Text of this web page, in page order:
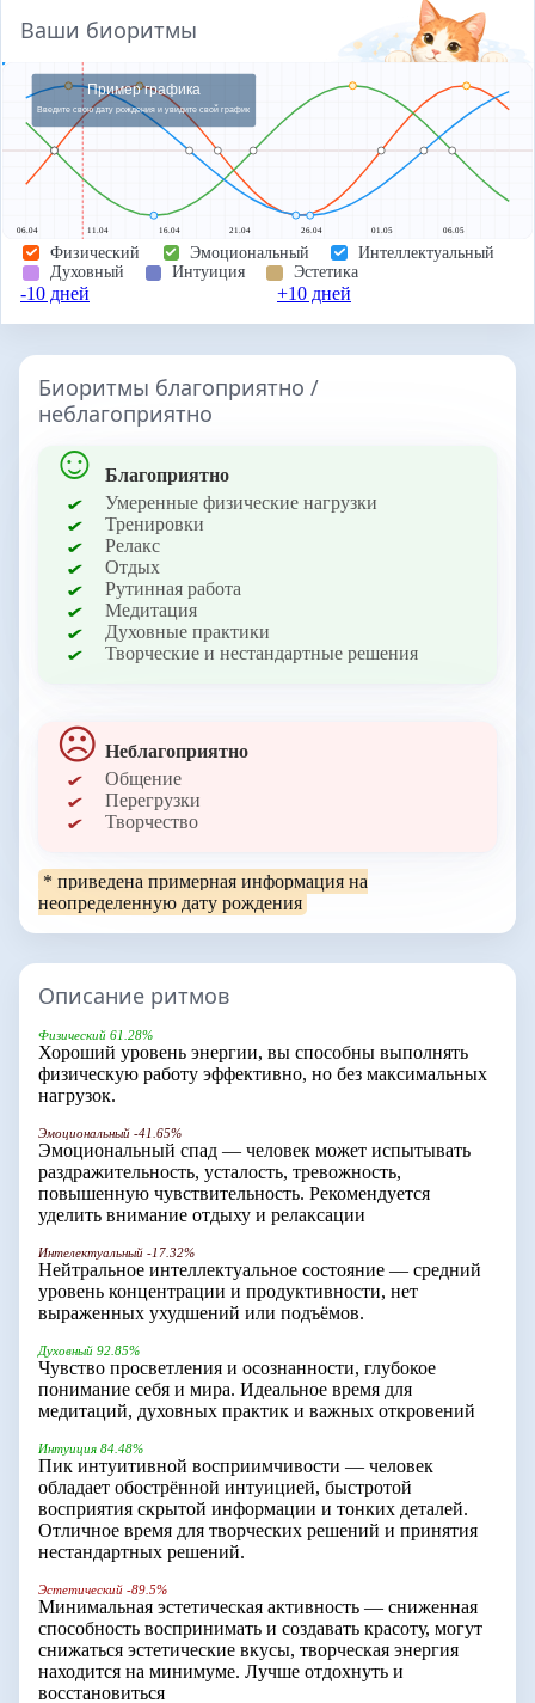
Ваши биоритмы
06.04 11.04 16.04 21.04 26.04 01.05 06.05
Пример графика
Введите свою дату рождения и увидите свой график
Физический Эмоциональный
Интеллектуальный
Духовный
Интуиция Эстетика
-10 дней +10 дней
Биоритмы благоприятно /
неблагоприятно
Благоприятно
Умеренные физические нагрузки
Тренировки
Релакс
Отдых
Рутинная работа
Медитация
Духовные практики
Творческие и нестандартные решения
Неблагоприятно
Общение
Перегрузки
Творчество
* приведена примерная информация на
неопределенную дату рождения
Описание ритмов
Физический 61.28%
Хороший уровень энергии, вы способны выполнять
физическую работу эффективно, но без максимальных
нагрузок.
Эмоциональный -41.65%
Эмоциональный спад — человек может испытывать
раздражительность, усталость, тревожность,
повышенную чувствительность. Рекомендуется
уделить внимание отдыху и релаксации
Интелектуальный -17.32%
Нейтральное интеллектуальное состояние — средний
уровень концентрации и продуктивности, нет
выраженных ухудшений или подъёмов.
Духовный 92.85%
Чувство просветления и осознанности, глубокое
понимание себя и мира. Идеальное время для
медитаций, духовных практик и важных откровений
Интуиция 84.48%
Пик интуитивной восприимчивости — человек
обладает обострённой интуицией, быстротой
восприятия скрытой информации и тонких деталей.
Отличное время для творческих решений и принятия
нестандартных решений.
Эстетический -89.5%
Минимальная эстетическая активность — сниженная
способность воспринимать и создавать красоту, могут
снижаться эстетические вкусы, творческая энергия
находится на минимуме. Лучше отдохнуть и
восстановиться